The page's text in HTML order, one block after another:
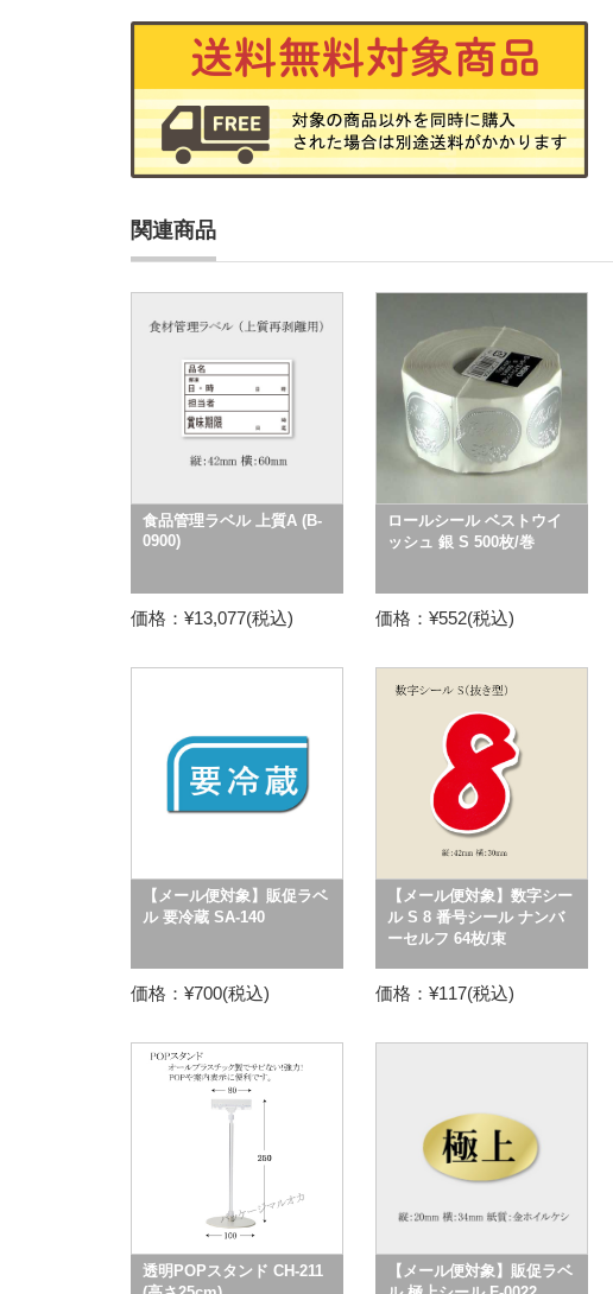
関連商品
食品管理ラベル 上質A (B-
0900)
価格：¥13,077(税込)
ロールシール ベストウイ
ッシュ 銀 S 500枚/巻
価格：¥552(税込)
【メール便対象】販促ラベ
ル 要冷蔵 SA-140
価格：¥700(税込)
【メール便対象】数字シー
ル S 8 番号シール ナンバ
ーセルフ 64枚/束
価格：¥117(税込)
透明POPスタンド CH-211
【メール便対象】販促ラベ